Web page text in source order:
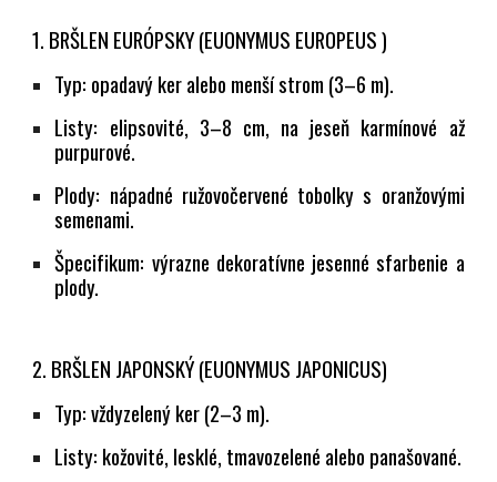
1. BRŠLEN EURÓPSKY (EUONYMUS EUROPEUS )
Typ: opadavý ker alebo menší strom (3–6 m).
Listy: elipsovité, 3–8 cm, na jeseň karmínové až
purpurové.
Plody: nápadné ružovočervené tobolky s oranžovými
semenami.
Špecifikum: výrazne dekoratívne jesenné sfarbenie a
plody.
2. BRŠLEN JAPONSKÝ (EUONYMUS JAPONICUS)
Typ:vždyzelený ker (2–3 m).
Listy: kožovité, lesklé, tmavozelené alebo panašované.